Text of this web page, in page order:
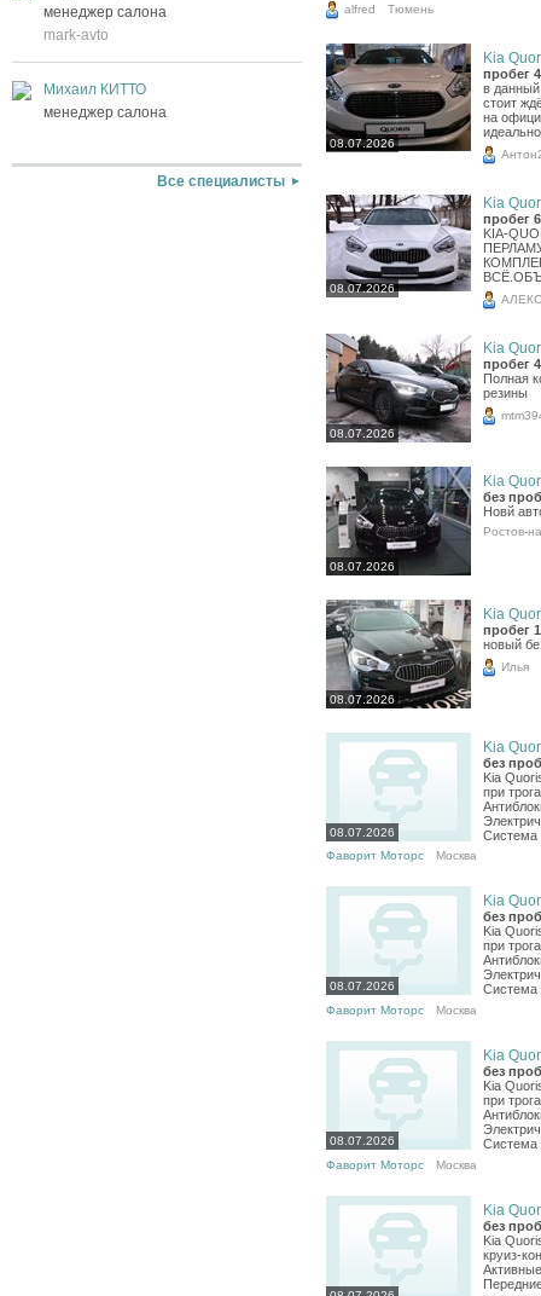
менеджер салона
mark-avto
Михаил КИТТО
менеджер салона
Все специалисты
alfred Тюмень
08.07.2026
Kia
пробег
в
стоит
на
08.07.2026
Kia
пробег
KIA-
08.07.2026
Kia
пробег
Полная
резины
08.07.2026
Kia
без
Новй
Ростов-
08.07.2026
Kia
пробег
новый
Илья
08.07.2026
Kia
без
Kia
при
Система
Фаворит Моторс Москва
08.07.2026
Kia
без
Kia
при
Система
Фаворит Моторс Москва
08.07.2026
Kia
без
Kia
при
Система
Фаворит Моторс Москва
Kia
без
Kia
круиз-